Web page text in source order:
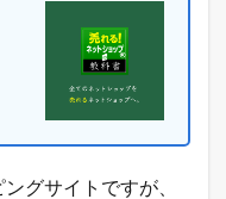
グサイトですが、